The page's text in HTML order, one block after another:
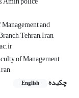
and
Tehran, Iran,
of Management,
چکیده
English